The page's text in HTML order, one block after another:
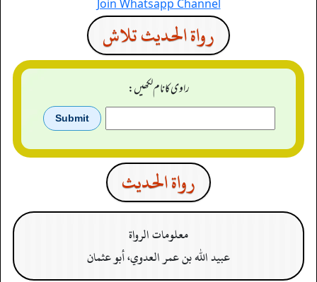
Join Whatsapp Channel
رواة الحديث تلاش
راوی کا نام لکھیں:
رواة الحدیث
معلومات الرواة
عبيد الله بن عمر العدوي، أبو عثمان